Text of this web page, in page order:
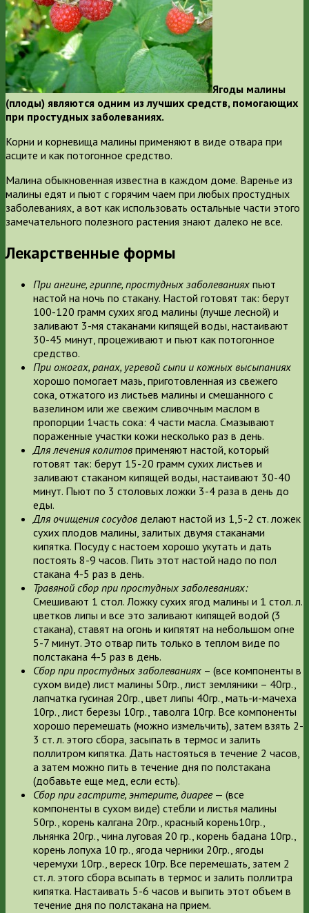
Ягоды малины
(плоды) являются одним из лучших средств, помогающих
при простудных заболеваниях.
Корни и корневища малины применяют в виде отвара при
асците и как потогонное средство.
Малина обыкновенная известна в каждом доме. Варенье из
малины едят и пьют с горячим чаем при любых простудных
заболеваниях, а вот как использовать остальные части этого
замечательного полезного растения знают далеко не все.
Лекарственные формы
При ангине, гриппе, простудных заболеваниях пьют
настой на ночь по стакану. Настой готовят так: берут
100-120 грамм сухих ягод малины (лучше лесной) и
заливают 3-мя стаканами кипящей воды, настаивают
30-45 минут, процеживают и пьют как потогонное
средство.
При ожогах, ранах, угревой сыпи и кожных высыпаниях
хорошо помогает мазь, приготовленная из свежего
сока, отжатого из листьев малины и смешанного с
вазелином или же свежим сливочным маслом в
пропорции 1часть сока: 4 части масла. Смазывают
пораженные участки кожи несколько раз в день.
Для лечения колитов применяют настой, который
готовят так: берут 15-20 грамм сухих листьев и
заливают стаканом кипящей воды, настаивают 30-40
минут. Пьют по 3 столовых ложки 3-4 раза в день до
еды.
Для очищения сосудов делают настой из 1,5-2 ст. ложек
сухих плодов малины, залитых двумя стаканами
кипятка. Посуду с настоем хорошо укутать и дать
постоять 8-9 часов. Пить этот настой надо по пол
стакана 4-5 раз в день.
Травяной сбор при простудных заболеваниях:
Смешивают 1 стол. Ложку сухих ягод малины и 1 стол. л.
цветков липы и все это заливают кипящей водой (3
стакана), ставят на огонь и кипятят на небольшом огне
5-7 минут. Это отвар пить только в теплом виде по
полстакана 4-5 раз в день.
Сбор при простудных заболеваниях – (все компоненты в
сухом виде) лист малины 50гр., лист земляники – 40гр.,
лапчатка гусиная 20гр., цвет липы 40гр., мать-и-мачеха
10гр., лист березы 10гр., таволга 10гр. Все компоненты
хорошо перемешать (можно измельчить), затем взять 2-
3 ст. л. этого сбора, засыпать в термос и залить
поллитром кипятка. Дать настояться в течение 2 часов,
а затем можно пить в течение дня по полстакана
(добавьте еще мед, если есть).
Сбор при гастрите, энтерите, диарее— (все
компоненты в сухом виде) стебли и листья малины
50гр., корень калгана 20гр., красный корень10гр.,
льнянка 20гр., чина луговая 20 гр., корень бадана 10гр.,
корень лопуха 10 гр., ягода черники 20гр., ягоды
черемухи 10гр., вереск 10гр. Все перемешать, затем 2
ст. л. этого сбора всыпать в термос и залить поллитра
кипятка. Настаивать 5-6 часов и выпить этот объем в
течение дня по полстакана на прием.